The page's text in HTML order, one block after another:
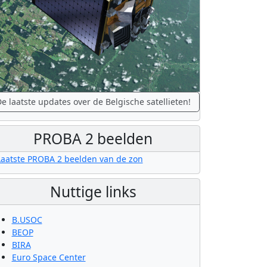
laatste updates over de Belgische satellieten!
PROBA 2 beelden
Nuttige links
B.USOC
BEOP
BIRA
Euro Space Center